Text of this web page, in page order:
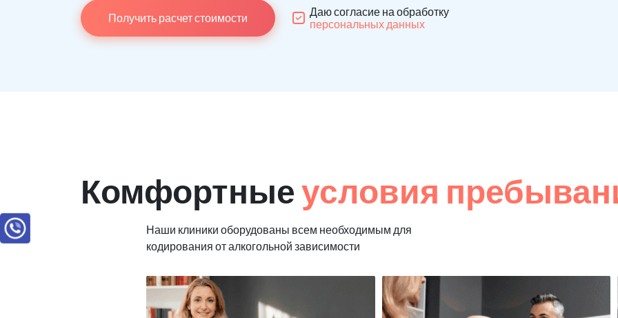
Получить расчет стоимости
Даю согласие на обработку
персональных данных
Комфортныеусловия
Наши клиники оборудованы всем необходимым для
кодирования от алкогольной зависимости